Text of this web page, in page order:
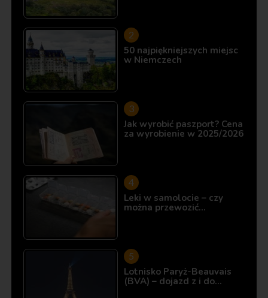
50 najpiękniejszych miejsc
w Niemczech
Jak wyrobić paszport? Cena
za wyrobienie w 2025/2026
Leki w samolocie – czy
można przewozić…
Lotnisko Paryż-Beauvais
(BVA) – dojazd z i do…